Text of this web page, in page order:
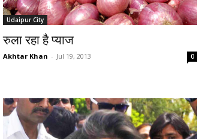
Udaipur City
रुला रहा है प्याज
Akhtar Khan - Jul 19, 2013 0